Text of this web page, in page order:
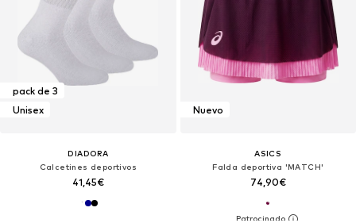
pack de 3
Unisex
DIADORA
Calcetines deportivos
41,45€
Nuevo
ASICS
Falda deportiva 'MATCH'
74,90€